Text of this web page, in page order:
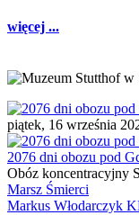
więcej ...
piątek, 16 września
2076 dni obozu pod
Obóz koncentracyjny
Marsz Śmierci
Markus Włodarczyk